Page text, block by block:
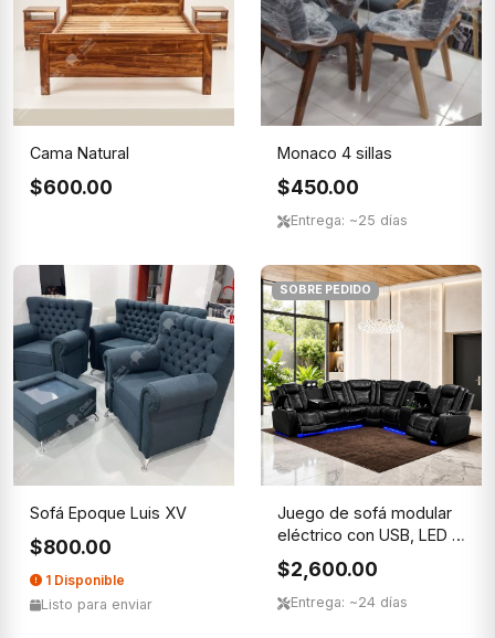
Cama Natural
$600.00
Monaco 4 sillas
$450.00
Entrega: ~25 días
Sofá Epoque Luis XV
$800.00
1 Disponible
Listo para enviar
SOBRE PEDIDO
Juego de sofá modular
eléctrico con USB, LED y
...
$2,600.00
Entrega: ~24 días